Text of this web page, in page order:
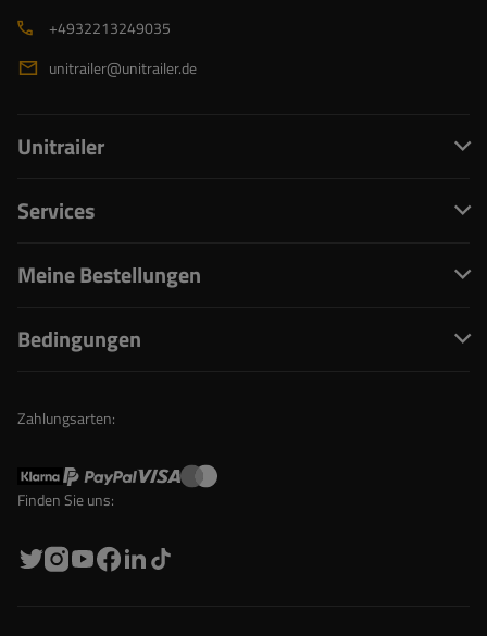
+4932213249035
unitrailer@unitrailer.de
Unitrailer
Services
Meine Bestellungen
Bedingungen
Zahlungsarten:
Finden Sie uns: